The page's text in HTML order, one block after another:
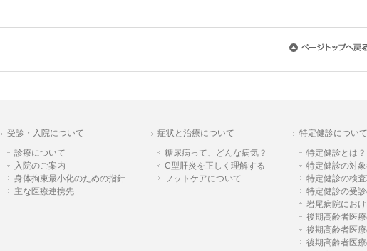
受診・入院について
診療について
入院のご案内
身体拘束最小化のための指針
主な医療連携先
症状と治療について
糖尿病って、どんな病気？
C型肝炎を正しく理解する
フットケアについて
特定健診について
特定健診とは？
特定健診の対
特定健診の検
特定健診の受
岩尾病院にお
後期高齢者医
後期高齢者医
後期高齢者医